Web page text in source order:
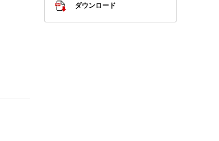
ダウンロード